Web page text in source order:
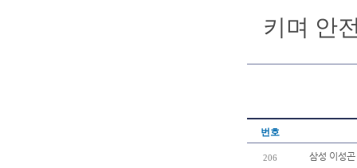
키며 안
번호
206 삼성 이성